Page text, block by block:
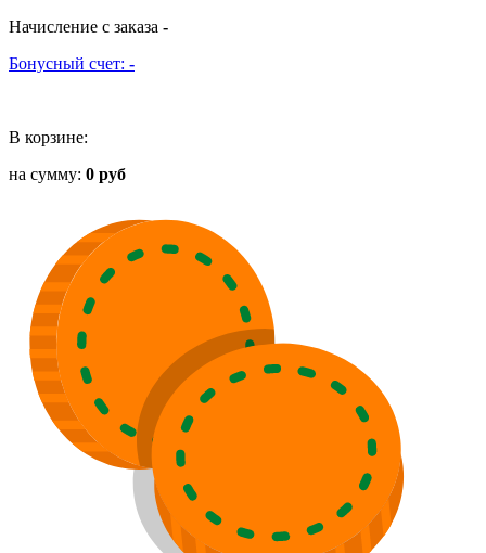
Начисление с заказа -
Бонусный счет: -
В корзине:
на сумму: 0 руб